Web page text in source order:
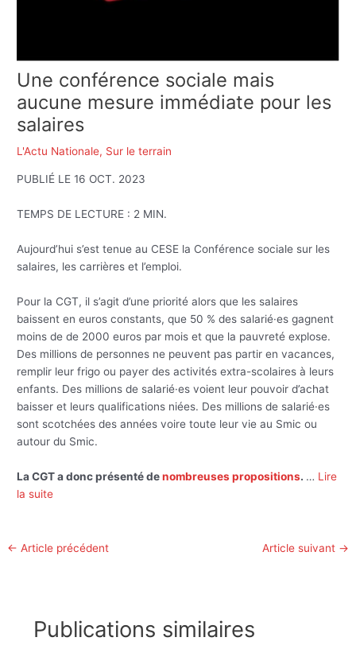
Une conférence sociale mais
aucune mesure immédiate pour les
salaires
L'Actu Nationale, Sur le terrain
PUBLIÉ LE 16 OCT. 2023
TEMPS DE LECTURE : 2 MIN.
Aujourd’hui s’est tenue au CESE la Conférence sociale sur les
salaires, les carrières et l’emploi.
Pour la CGT, il s’agit d’une priorité alors que les salaires
baissent en euros constants, que 50 % des salarié·es gagnent
moins de de 2000 euros par mois et que la pauvreté explose.
Des millions de personnes ne peuvent pas partir en vacances,
remplir leur frigo ou payer des activités extra-scolaires à leurs
enfants. Des millions de salarié·es voient leur pouvoir d’achat
baisser et leurs qualifications niées. Des millions de salarié·es
sont scotchées des années voire toute leur vie au Smic ou
autour du Smic.
La CGT a donc présenté denombreuses propositions. … Lire
la suite
← Article précédent Article suivant →
Publications similaires